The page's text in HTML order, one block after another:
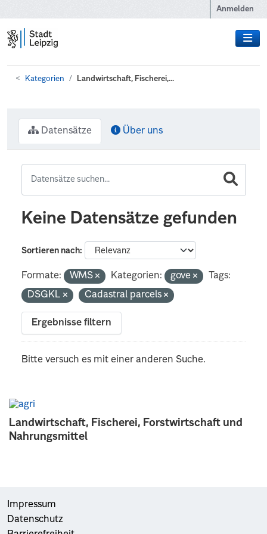
Anmelden
Kategorien Landwirtschaft, Fischerei,...
Landwirtschaft, Fischerei, Forstwirtschaft und
Nahrungsmittel
Datensätze Über uns
Keine Datensätze gefunden
Sortieren nach
Formate: WMS Kategorien: gove
Tags:
DSGKL
Cadastral parcels
Ergebnisse filtern
Bitte versuch es mit einer anderen Suche.
Impressum
Datenschutz